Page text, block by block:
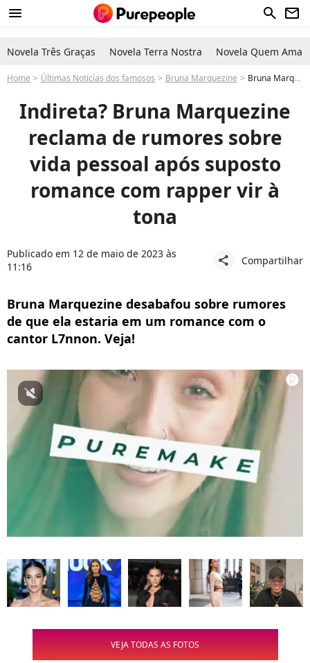
menu search newsletter
Novela Três Graças Novela Terra Nostra Novela Quem Ama
Home Últimas Notícias dos famosos Bruna Marquezine Bruna Marquezine e cantor L7nnon estão juntos? Atriz reclama de rumores sobre vida pessoal. Veja desabafo!
Indireta? Bruna Marquezine
reclama de rumores sobre
vida pessoal após suposto
romance com rapper vir à
tona
Publicado em 12 de maio de 2023 às
11:16
share Compartilhar
Bruna Marquezine desabafou sobre rumores
de que ela estaria em um romance com o
cantor L7nnon. Veja!
VEJA TODAS AS FOTOS